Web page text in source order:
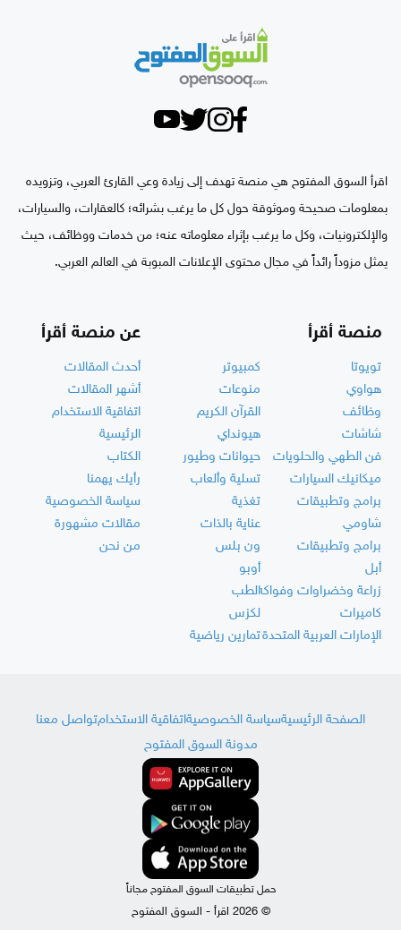
اقرأ السوق المفتوح هي منصة تهدف إلى زيادة وعي القارئ العربي، وتزويده
بمعلومات صحيحة وموثوقة حول كل ما يرغب بشرائه؛ كالعقارات، والسيارات،
والإلكترونيات، وكل ما يرغب بإثراء معلوماته عنه؛ من خدمات ووظائف، حيث
يمثل مزوداً رائداً في مجال محتوى الإعلانات المبوبة في العالم العربي.
منصة أقرأ
تويوتا
كمبيوتر
هواوي
منوعات
وظائف
القرآن الكريم
شاشات
هيونداي
فن الطهي والحلويات
حيوانات وطيور
ميكانيك السيارات
تسلية وألعاب
برامج وتطبيقات
تغذية
شاومي
عناية بالذات
برامج وتطبيقات
ون بلس
أبل
أوبو
زراعة وخضراوات وفواكهالطب
كاميرات
لكزس
الإمارات العربية المتحدةتمارين رياضية
عن منصة أقرأ
أحدث المقالات
أشهر المقالات
اتفاقية الاستخدام
الرئيسية
الكتاب
رأيك يهمنا
سياسة الخصوصية
مقالات مشهورة
من نحن
الصفحة الرئيسيةسياسة الخصوصيةاتفاقية الاستخدامتواصل معنا
مدونة السوق المفتوح
حمل تطبيقات السوق المفتوح مجاناً
© 2026 اقرأ - السوق المفتوح